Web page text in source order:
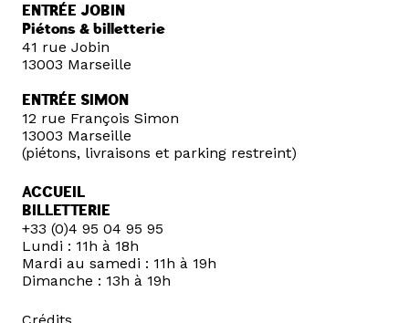
ENTRÉE JOBIN
Piétons & billetterie
41 rue Jobin
13003 Marseille
ENTRÉE SIMON
12 rue François Simon
13003 Marseille
(piétons, livraisons et parking restreint)
ACCUEIL
BILLETTERIE
+33 (0)4 95 04 95 95
Lundi : 11h à 18h
Mardi au samedi : 11h à 19h
Dimanche : 13h à 19h